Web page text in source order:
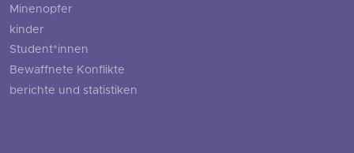
Minenopfer
kinder
Student*innen
Bewaffnete Konflikte
berichte und statistiken